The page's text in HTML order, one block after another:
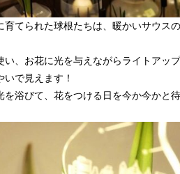
育てられた球根たちは、暖かいサウス
い、お花に光を与えながらライトアッ
で見えます！
を浴びて、花をつける日を今か今かと